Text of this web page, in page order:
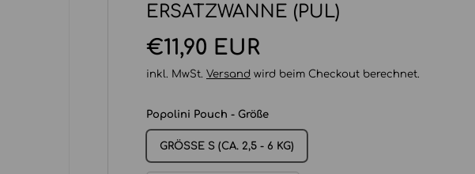
ERSATZWANNE (PUL)
Normaler Preis
€11,90 EUR
inkl. MwSt. Versand wird beim Checkout berechnet.
Popolini Pouch - Größe
GRÖSSE S (CA. 2,5 - 6 KG)